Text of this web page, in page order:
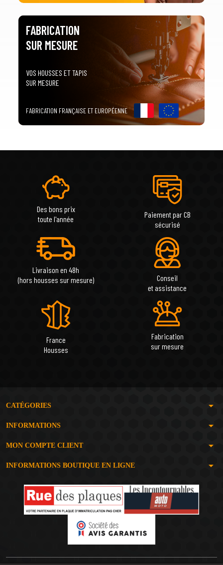
FABRICATION
SUR MESURE
VOS HOUSSES ET TAPIS
SUR MESURE
FABRICATION FRANÇAISE ET EUROPÉENNE
Des bons prix
toute l'année
Paiement par CB
sécurisé
Livraison en 48h
(hors housses sur mesure)
Conseil
et assistance
France
Housses
Fabrication
sur mesure
CATÉGORIES arrow_drop_down
INFORMATIONS arrow_drop_down
MON COMPTE CLIENT arrow_drop_down
INFORMATIONS BOUTIQUE EN LIGNE arrow_drop_down